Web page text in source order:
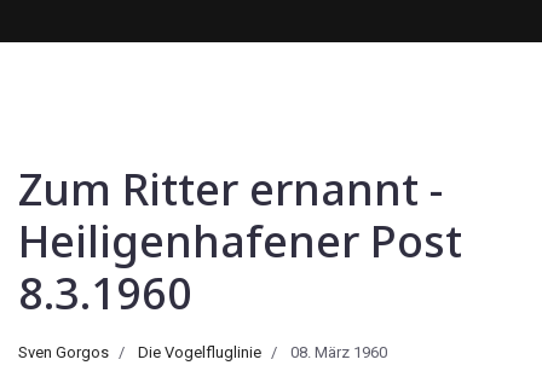
Zum Ritter ernannt -
Heiligenhafener Post
8.3.1960
Sven Gorgos Die Vogelfluglinie 08. März 1960